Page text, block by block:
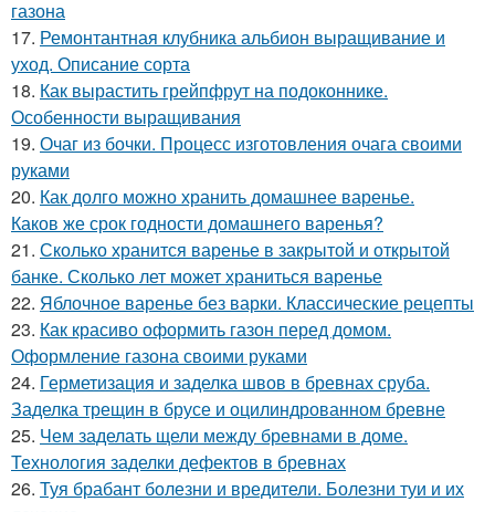
газона
17. Ремонтантная клубника альбион выращивание и
уход. Описание сорта
18. Как вырастить грейпфрут на подоконнике.
Особенности выращивания
19. Очаг из бочки. Процесс изготовления очага своими
руками
20. Как долго можно хранить домашнее варенье.
Каков же срок годности домашнего варенья?
21. Сколько хранится варенье в закрытой и открытой
банке. Сколько лет может храниться варенье
22. Яблочное варенье без варки. Классические рецепты
23. Как красиво оформить газон перед домом.
Оформление газона своими руками
24. Герметизация и заделка швов в бревнах сруба.
Заделка трещин в брусе и оцилиндрованном бревне
25. Чем заделать щели между бревнами в доме.
Технология заделки дефектов в бревнах
26. Туя брабант болезни и вредители. Болезни туи и их